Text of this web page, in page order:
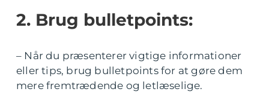
2. Brug bulletpoints:
– Når du præsenterer vigtige informationer
eller tips, brug bulletpoints for at gøre dem
mere fremtrædende og letlæselige.